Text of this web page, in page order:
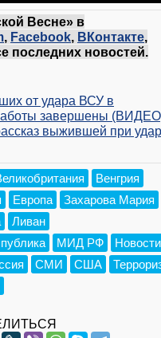
Весне» в
, Facebook, ВКонтакте,
последних новостей.
от удара ВСУ в
завершены
выжившей при
Венгрия
Европа
Захарова Мария
Ливан
МИД РФ
Новости
СМИ США